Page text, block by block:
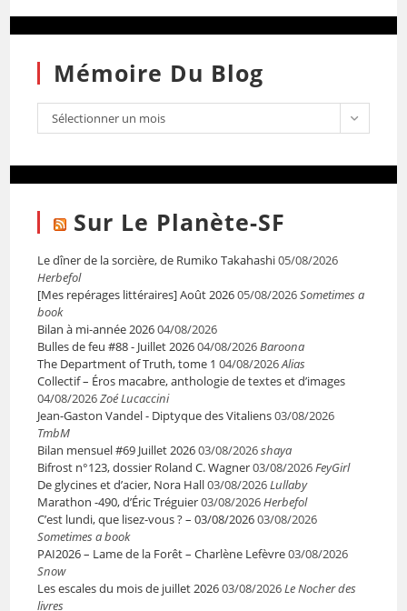
Mémoire Du Blog
Sélectionner un mois
Sur Le Planète-SF
Le dîner de la sorcière, de Rumiko Takahashi05/08/2026
Herbefol
[Mes repérages littéraires] Août 202605/08/2026Sometimes a
book
Bilan à mi-année 202604/08/2026
Bulles de feu #88 - Juillet 202604/08/2026Baroona
The Department of Truth, tome 1 04/08/2026Alias
Collectif – Éros macabre, anthologie de textes et d’images
04/08/2026Zoé Lucaccini
Jean-Gaston Vandel - Diptyque des Vitaliens03/08/2026
TmbM
Bilan mensuel #69 Juillet 202603/08/2026shaya
Bifrost n°123, dossier Roland C. Wagner03/08/2026FeyGirl
De glycines et d’acier, Nora Hall03/08/2026Lullaby
Marathon -490, d’Éric Tréguier03/08/2026Herbefol
C’est lundi, que lisez-vous ? – 03/08/202603/08/2026
Sometimes a book
PAI2026 – Lame de la Forêt – Charlène Lefèvre03/08/2026
Snow
Les escales du mois de juillet 202603/08/2026Le Nocher des
livres